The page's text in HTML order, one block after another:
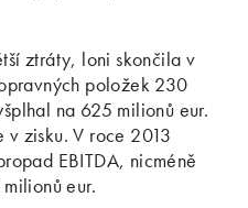
ztráty, loni skončila v
položek 230
na 625 milionů eur.
v zisku. V roce 2013
EBITDA, nicméně
eur.